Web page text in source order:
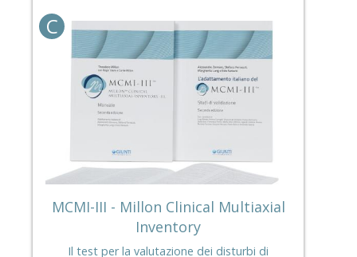
C
MCMI-III - Millon Clinical Multiaxial
Inventory
Il test per la valutazione dei disturbi di